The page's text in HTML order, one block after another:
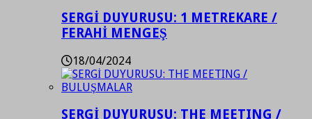
SERGİ DUYURUSU: 1 METREKARE /
FERAHİ MENGEŞ
18/04/2024
SERGİ DUYURUSU: THE MEETING /